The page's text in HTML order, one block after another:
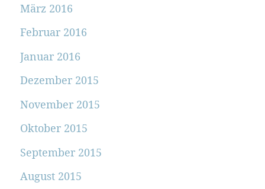
März 2016
Februar 2016
Januar 2016
Dezember 2015
November 2015
Oktober 2015
September 2015
August 2015